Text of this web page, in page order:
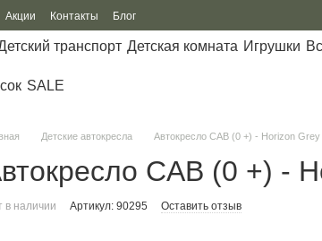
Акции Контакты Блог
транспорт Детская комната Игрушки
SALE
Детские автокресла Автокресло CAB (0 +) - Horizon Grey
CAB (0 +) -
в наличии Артикул: 90295 Оставить отзыв